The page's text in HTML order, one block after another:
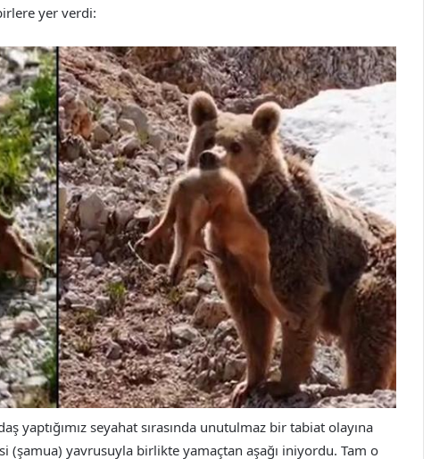
yer verdi:
yaptığımız seyahat sırasında unutulmaz bir tabiat olayına
(şamua) yavrusuyla birlikte yamaçtan aşağı iniyordu. Tam o